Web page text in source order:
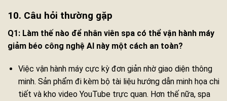
10. Câu hỏi thường gặp
Q1: Làm thế nào để nhân viên spa có thể vận hành máy
giảm béo công nghệ AI này một cách an toàn?
Việc vận hành máy cực kỳ đơn giản nhờ giao diện thông
minh. Sản phẩm đi kèm bộ tài liệu hướng dẫn minh họa chi
tiết và kho video YouTube trực quan. Hơn thế nữa, spa